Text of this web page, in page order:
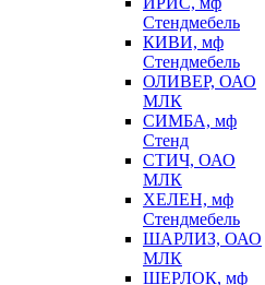
Стендмебель
КИВИ, мф
Стендмебель
ОЛИВЕР, ОАО
МЛК
СИМБА, мф
Стенд
СТИЧ, ОАО
МЛК
ХЕЛЕН, мф
Стендмебель
ШАРЛИЗ, ОАО
МЛК
ШЕРЛОК, мф